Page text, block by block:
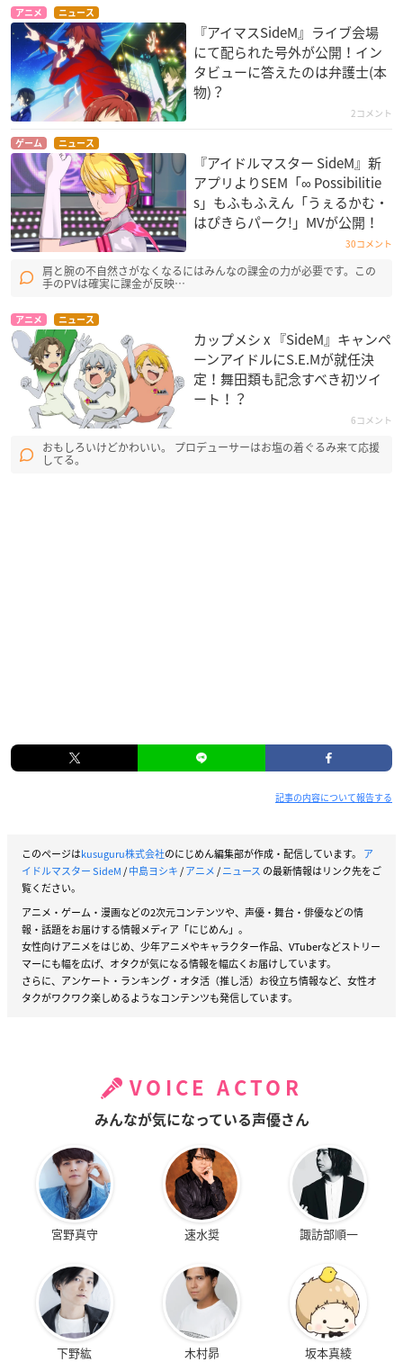
アニメ ニュース
『アイマスSideM』ライブ会場
にて配られた号外が公開！イン
タビューに答えたのは弁護士(本
物)？
2コメント
ゲーム ニュース
『アイドルマスター SideM』新
アプリよりSEM「∞ Possibilitie
s」もふもふえん「うぇるかむ・
はぴきらパーク!」MVが公開！
30コメント
肩と腕の不自然さがなくなるにはみんなの課金の力が必要です。この
手のPVは確実に課金が反映…
アニメ ニュース
カップメシ x 『SideM』キャンペ
ーンアイドルにS.E.Mが就任決
定！舞田類も記念すべき初ツイ
ート！？
6コメント
おもしろいけどかわいい。 プロデューサーはお塩の着ぐるみ来て応援
してる。
記事の内容について報告する
このページはkusuguru株式会社のにじめん編集部が作成・配信しています。 ア
イドルマスター SideM/中島ヨシキ/アニメ/ニュース の最新情報はリンク先をご
覧ください。
アニメ・ゲーム・漫画などの2次元コンテンツや、声優・舞台・俳優などの情
報・話題をお届けする情報メディア「にじめん」。
女性向けアニメをはじめ、少年アニメやキャラクター作品、VTuberなどストリー
マーにも幅を広げ、オタクが気になる情報を幅広くお届けしています。
さらに、アンケート・ランキング・オタ活（推し活）お役立ち情報など、女性オ
タクがワクワク楽しめるようなコンテンツも発信しています。
VOICE ACTOR
みんなが気になっている声優さん
宮野真守 速水奨 諏訪部順一
下野紘 木村昴 坂本真綾